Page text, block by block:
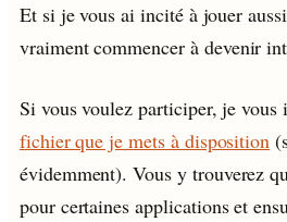
Et si je vous ai incité à jouer
vraiment commencer à devenir
Si vous voulez participer, je vous
fichier que je mets à disposition
évidemment). Vous y trouverez
pour certaines applications et